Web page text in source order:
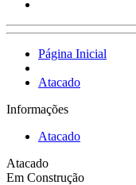
Página Inicial
Atacado
Informações
Atacado
Atacado
Em Construção